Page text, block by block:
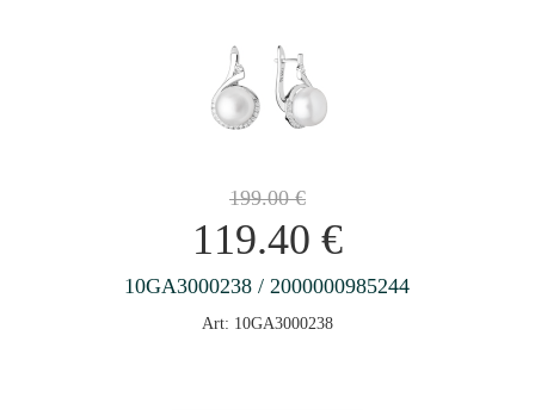
199.00€
119.40 €
10GA3000238 / 2000000985244
Art: 10GA3000238